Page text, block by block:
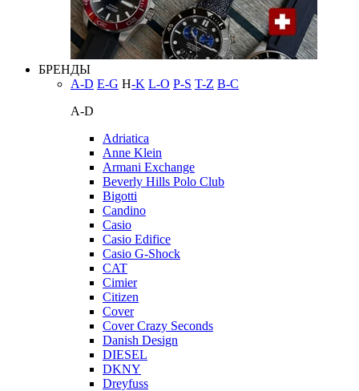
БРЕНДЫ
A-D E-G H-K L-O P-S T-Z В-С
A-D
Adriatica
Anne Klein
Armani Exchange
Beverly Hills Polo Club
Bigotti
Candino
Casio
Casio Edifice
Casio G-Shock
CAT
Cimier
Citizen
Cover
Cover Crazy Seconds
Danish Design
DIESEL
DKNY
Dreyfuss